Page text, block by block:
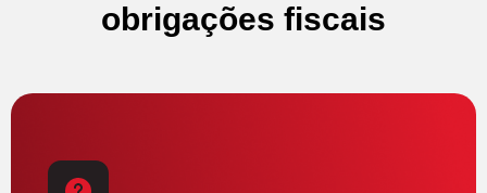
obrigações fiscais